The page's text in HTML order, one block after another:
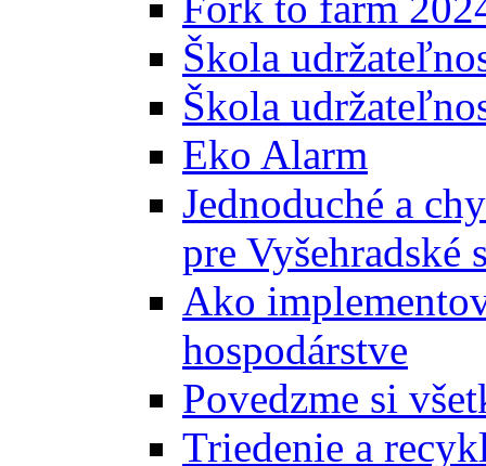
Škola
Škola
Eko Alarm
Jednoduché a
pre Vyšehradské
Ako
hospodárstve
Povedzme si
Triedenie a